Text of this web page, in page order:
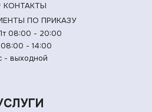
КОНТАКТЫ
ПО ПРИКАЗУ
08:00 - 20:00
- 14:00
- выходной